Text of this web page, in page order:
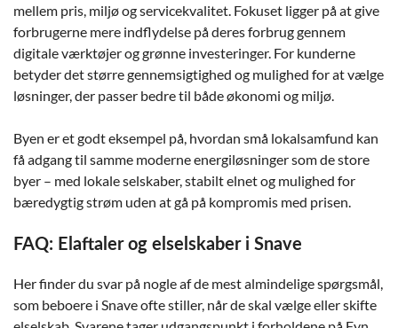
mellem pris, miljø og servicekvalitet. Fokuset ligger på at give
forbrugerne mere indflydelse på deres forbrug gennem
digitale værktøjer og grønne investeringer. For kunderne
betyder det større gennemsigtighed og mulighed for at vælge
løsninger, der passer bedre til både økonomi og miljø.
Byen er et godt eksempel på, hvordan små lokalsamfund kan
få adgang til samme moderne energiløsninger som de store
byer – med lokale selskaber, stabilt elnet og mulighed for
bæredygtig strøm uden at gå på kompromis med prisen.
FAQ: Elaftaler og elselskaber i Snave
Her finder du svar på nogle af de mest almindelige spørgsmål,
som beboere i Snave ofte stiller, når de skal vælge eller skifte